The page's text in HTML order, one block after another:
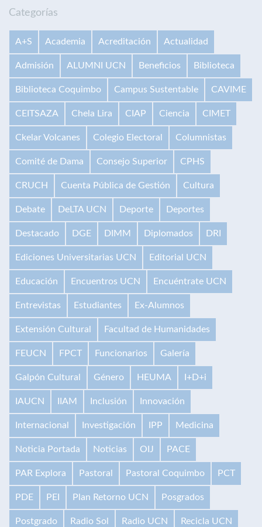
Categorías
A+S Academia Acreditación Actualidad
Admisión ALUMNI UCN Beneficios Biblioteca
Biblioteca Coquimbo Campus Sustentable CAVIME
CEITSAZA Chela Lira CIAP Ciencia CIMET
Ckelar Volcanes Colegio Electoral Columnistas
Comité de Dama Consejo Superior CPHS
CRUCH Cuenta Pública de Gestión Cultura
Debate DeLTA UCN Deporte Deportes
Destacado DGE DIMM Diplomados DRI
Ediciones Universitarias UCN Editorial UCN
Educación Encuentros UCN Encuéntrate UCN
Entrevistas Estudiantes Ex-Alumnos
Extensión Cultural Facultad de Humanidades
FEUCN FPCT Funcionarios Galería
Galpón Cultural Género HEUMA I+D+i
IAUCN IIAM Inclusión Innovación
Internacional Investigación IPP Medicina
Noticia Portada Noticias OIJ PACE
PAR Explora Pastoral Pastoral Coquimbo PCT
PDE PEI Plan Retorno UCN Posgrados
Postgrado Radio Sol Radio UCN Recicla UCN